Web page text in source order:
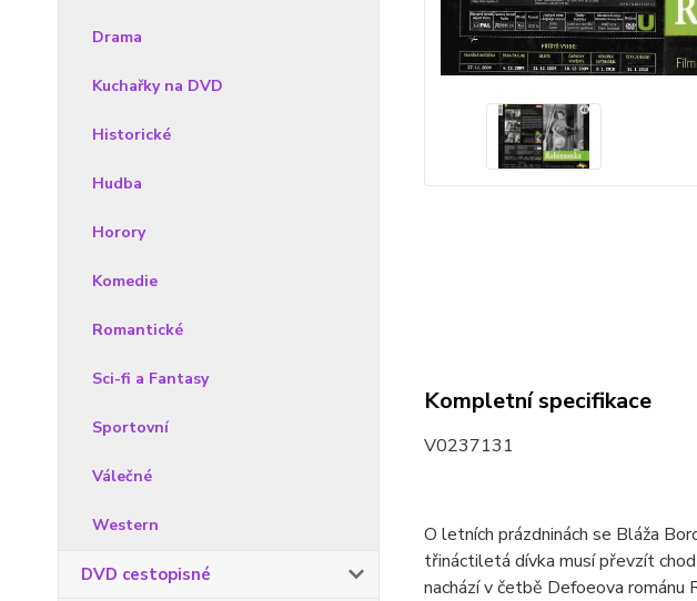
Drama
Kuchařky na DVD
Historické
Hudba
Horory
Komedie
Romantické
Sci-fi a Fantasy
Sportovní
Válečné
Western
DVD cestopisné
Kompletní specifikace
V0237131
O letních prázdninách se Bláža
třináctiletá dívka musí převzít
nachází v četbě Defoeova románu